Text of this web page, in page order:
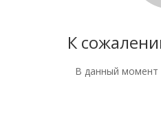
К
В данный момент